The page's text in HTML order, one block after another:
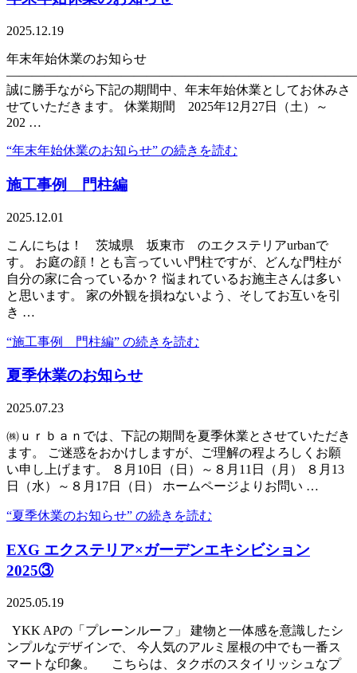
2025.12.19
年末年始休業のお知らせ
誠に勝手ながら下記の期間中、年末年始休業としてお休みさ
せていただきます。 休業期間 2025年12月27日（土）～
202 …
“年末年始休業のお知らせ” の続きを読む
施工事例 門柱編
2025.12.01
こんにちは！ 茨城県 坂東市 のエクステリアurbanで
す。 お庭の顔！とも言っていい門柱ですが、どんな門柱が
自分の家に合っているか？ 悩まれているお施主さんは多い
と思います。 家の外観を損ねないよう、そしてお互いを引
き …
“施工事例 門柱編” の続きを読む
夏季休業のお知らせ
2025.07.23
㈱ｕｒｂａｎでは、下記の期間を夏季休業とさせていただき
ます。 ご迷惑をおかけしますが、ご理解の程よろしくお願
い申し上げます。 ８月10日（日）～８月11日（月） ８月13
日（水）～８月17日（日） ホームページよりお問い …
“夏季休業のお知らせ” の続きを読む
EXG エクステリア×ガーデンエキシビション
2025③
2025.05.19
YKK APの「プレーンルーフ」 建物と一体感を意識したシ
ンプルなデザインで、 今人気のアルミ屋根の中でも一番ス
マートな印象。 こちらは、タクボのスタイリッシュなプ